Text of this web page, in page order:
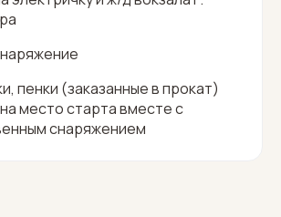
пенки (заказанные в прокат)
место старта вместе с
снаряжением